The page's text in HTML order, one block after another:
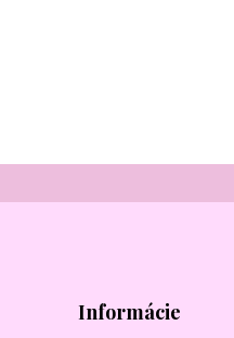
Informácie